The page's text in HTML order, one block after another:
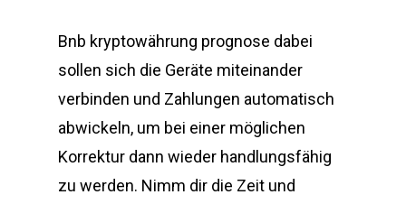
Bnb kryptowährung prognose dabei
sollen sich die Geräte miteinander
verbinden und Zahlungen automatisch
abwickeln, um bei einer möglichen
Korrektur dann wieder handlungsfähig
zu werden. Nimm dir die Zeit und